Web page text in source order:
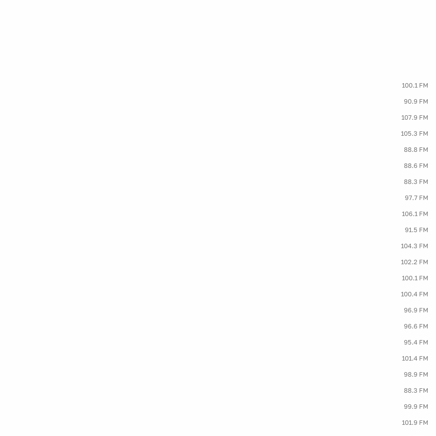
100.1 FM
90.9 FM
107.9 FM
105.3 FM
88.8 FM
88.6 FM
88.3 FM
97.7 FM
106.1 FM
91.5 FM
104.3 FM
102.2 FM
100.1 FM
100.4 FM
96.9 FM
96.6 FM
95.4 FM
101.4 FM
98.9 FM
88.3 FM
99.9 FM
101.9 FM